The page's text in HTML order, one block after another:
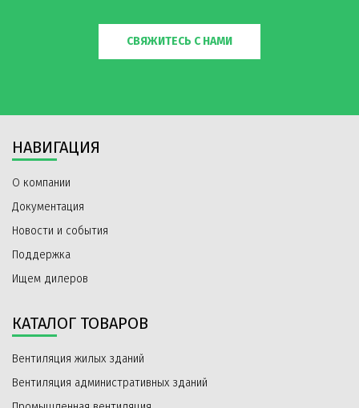
СВЯЖИТЕСЬ С НАМИ
НАВИГАЦИЯ
О компании
Документация
Новости и события
Поддержка
Ищем дилеров
КАТАЛОГ ТОВАРОВ
Вентиляция жилых зданий
Вентиляция административных зданий